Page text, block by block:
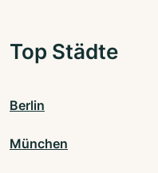
Top Städte
Berlin
München